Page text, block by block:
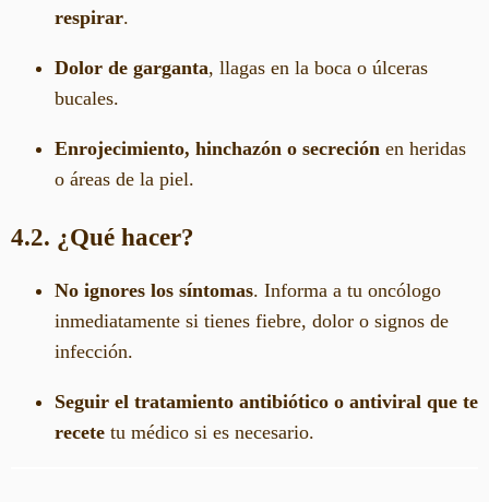
respirar.
Dolor de garganta, llagas en la boca o úlceras
bucales.
Enrojecimiento, hinchazón o secreción en heridas
o áreas de la piel.
4.2. ¿Qué hacer?
No ignores los síntomas. Informa a tu oncólogo
inmediatamente si tienes fiebre, dolor o signos de
infección.
Seguir el tratamiento antibiótico o antiviral que te
recete tu médico si es necesario.